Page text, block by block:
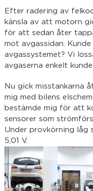
Efter radering av
känsla av att motorn
för att sedan åter
mot avgassidan.
avgassystemet? Vi
avgaserna enkelt
Nu gick misstankarna
mig med bilens
bestämde mig för att
sensorer som
Under provkörning låg
5,01 V.